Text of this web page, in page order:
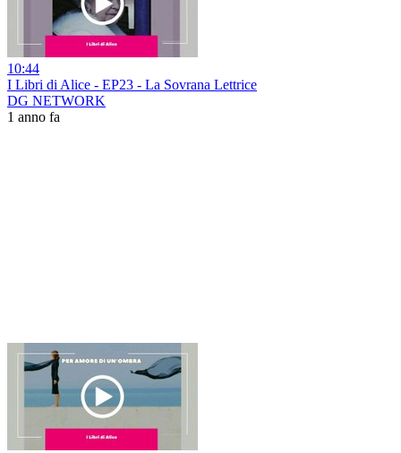
10:44
I Libri di Alice - EP23 - La Sovrana Lettrice
DG NETWORK
1 anno fa